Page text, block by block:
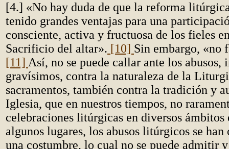
[4.] «No hay duda de que la reforma
tenido grandes ventajas para una
consciente, activa y fructuosa de los fieles
Sacrificio del altar». [10] Sin embargo, «no
[11] Así, no se puede callar ante los abusos,
gravísimos, contra la naturaleza de la
sacramentos, también contra la tradición y
Iglesia, que en nuestros tiempos, no
celebraciones litúrgicas en diversos ámbitos
algunos lugares, los abusos litúrgicos se
una costumbre, lo cual no se puede admitir